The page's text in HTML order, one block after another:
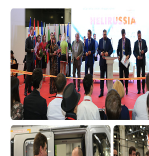
Основные требования МВЦ «Крокус Экспо»
Положение об аккредитации
Публикации о выставке
Пресс-релизы